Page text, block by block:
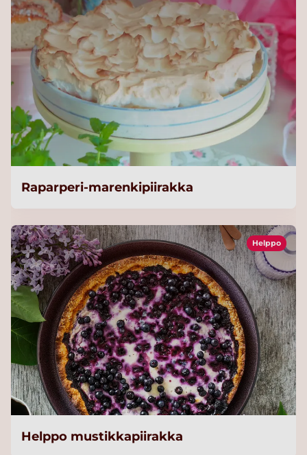
Raparperi-marenkipiirakka
Helppo
Helppo mustikkapiirakka